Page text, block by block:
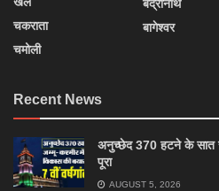
चकराता
चमोली
बद्रीनाथ
बागेश्वर
Recent News
अनुच्छेद 370 हटने के सात
पूरा
AUGUST 5, 2026